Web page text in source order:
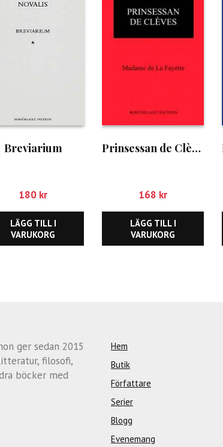
Breviarium
180 kr
LÄGG TILL I
VARUKORG
Prinsessan de Clèves
168 kr
LÄGG TILL I
VARUKORG
ger sedan 2015
filosofi,
böcker med
Hem
Butik
Författare
Serier
Blogg
Evenemang